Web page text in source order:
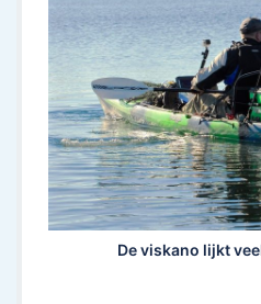
De viskano lijkt